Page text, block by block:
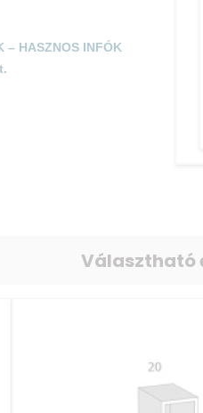
HASZNOS INFÓK
Választható